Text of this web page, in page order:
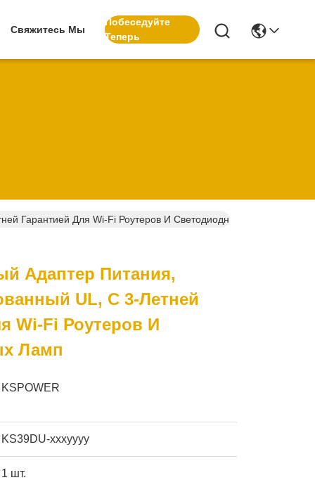
Свяжитесь Мы
Побеседуйте
Теперь
Гарантией Для Wi-Fi Роутеров И Светодиодных Ламп
Адаптер Питания,
UL, С 3-Летней
Wi-Fi Роутеров И
Ламп
KSPOWER
KS39DU-xxxyyyy
1 шт.